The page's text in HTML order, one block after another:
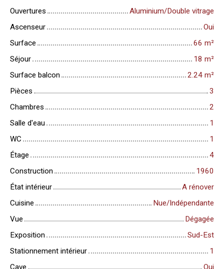
Ouvertures
Aluminium/Double vitrage
Ascenseur
Oui
Surface
66 m²
Séjour
18 m²
Surface balcon
2.24 m²
Pièces
3
Chambres
2
Salle d'eau
1
WC
1
Étage
4
Construction
1960
État intérieur
A rénover
Cuisine
Nue/Indépendante
Vue
Dégagée
Exposition
Sud-Est
Stationnement intérieur
1
Cave
Oui